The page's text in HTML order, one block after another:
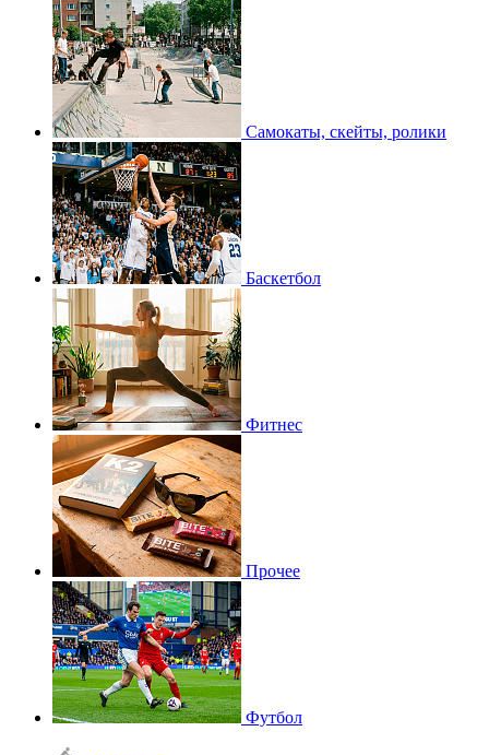
Самокаты, скейты, ролики
Баскетбол
Фитнес
Прочее
Футбол